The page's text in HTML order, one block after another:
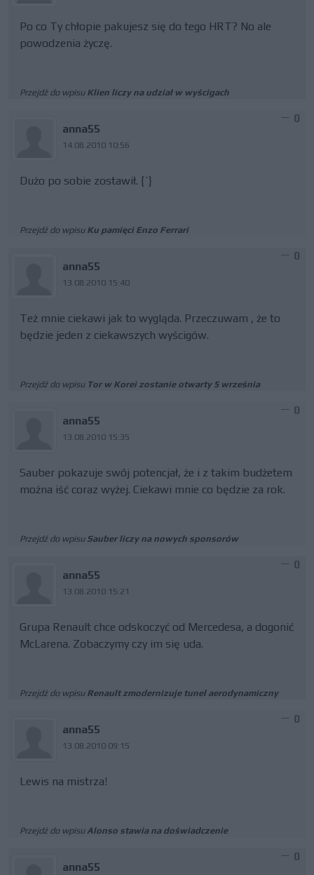
Po co Ty chłopie pakujesz się do tego HRT? No ale
powodzenia życzę.
Przejdź do wpisu Klien liczy na udział w wyścigach
anna55
14.08.2010 10:56
0
Dużo po sobie zostawił. {`}
Przejdź do wpisu Ku pamięci Enzo Ferrari
anna55
13.08.2010 15:40
0
Też mnie ciekawi jak to wygląda. Przeczuwam , że to
będzie jeden z ciekawszych wyścigów.
Przejdź do wpisu Tor w Korei zostanie otwarty 5 września
anna55
13.08.2010 15:35
0
Sauber pokazuje swój potencjał, że i z takim budżetem
można iść coraz wyżej. Ciekawi mnie co będzie za rok.
Przejdź do wpisu Sauber liczy na nowych sponsorów
anna55
13.08.2010 15:21
0
Grupa Renault chce odskoczyć od Mercedesa, a dogonić
McLarena. Zobaczymy czy im się uda.
Przejdź do wpisu Renault zmodernizuje tunel aerodynamiczny
anna55
13.08.2010 09:15
0
Lewis na mistrza!
Przejdź do wpisuAlonso stawia na doświadczenie
anna55
0